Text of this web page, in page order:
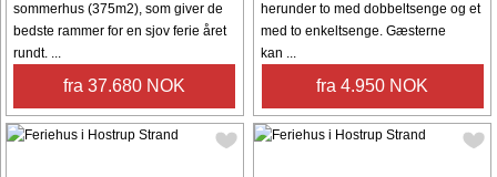
sommerhus (375m2), som giver de
bedste rammer for en sjov ferie året
rundt. ...
fra 37.680 NOK
herunder to med dobbeltsenge og et
med to enkeltsenge. Gæsterne
kan ...
fra 4.950 NOK